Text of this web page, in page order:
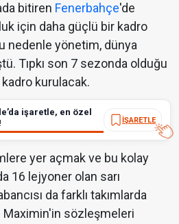
bitiren Fenerbahçe'de
için daha güçlü bir kadro
nedenle yönetim, dünya
Tıpkı son 7 sezonda olduğu
kurulacak.
işaretle, en özel
İŞARETLE
yer açmak ve bu kolay
16 lejyoner olan sarı
da farklı takımlarda
Maximin'in sözleşmeleri